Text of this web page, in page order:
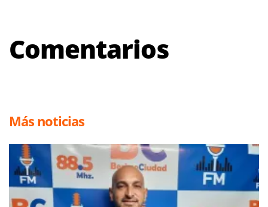
Comentarios
Más noticias